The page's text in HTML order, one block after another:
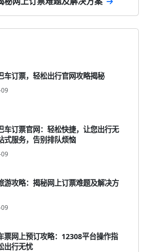
车订票，轻松出行官网攻略揭秘
车订票官网：轻松快捷，让您出行无
式服务，告别排队烦恼
游攻略：揭秘网上订票难题及解决方
票网上预订攻略：12308平台操作指
出行无忧